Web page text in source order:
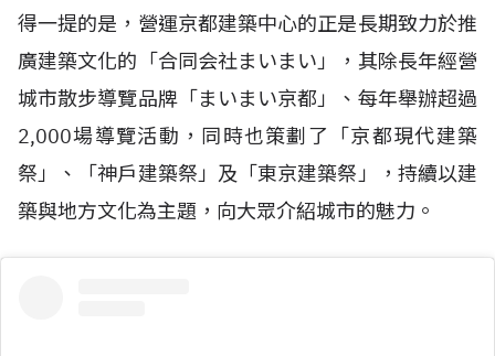
得一提的是，營運京都建築中心的正是長期致力於推
廣建築文化的「合同会社まいまい」，其除長年經營
城市散步導覽品牌「まいまい京都」、每年舉辦超過
2,000場導覽活動，同時也策劃了「京都現代建築
祭」、「神戶建築祭」及「東京建築祭」，持續以建
築與地方文化為主題，向大眾介紹城市的魅力。